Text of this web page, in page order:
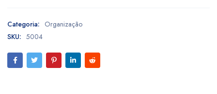
Categoria: Organização
SKU: 5004